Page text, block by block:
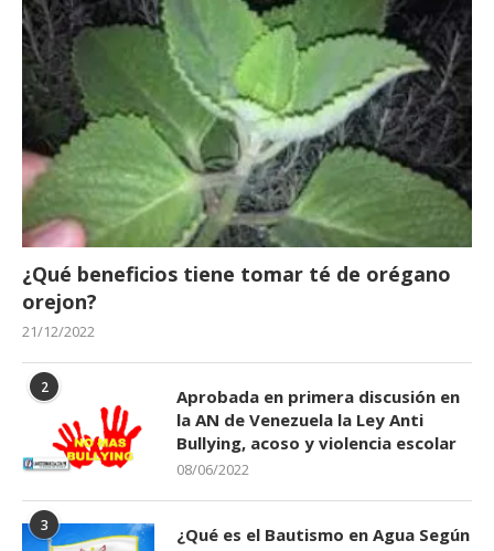
¿Qué beneficios tiene tomar té de orégano
orejon?
21/12/2022
2
Aprobada en primera discusión en
la AN de Venezuela la Ley Anti
Bullying, acoso y violencia escolar
08/06/2022
3
¿Qué es el Bautismo en Agua Según